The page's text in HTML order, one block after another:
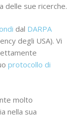
delle sue ricerche.
dal DARPA
degli USA). Vi
protocollo di
molto
nella sua